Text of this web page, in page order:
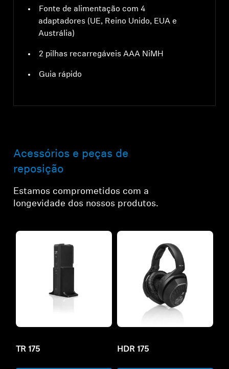
Fonte de alimentação com 4
adaptadores (UE, Reino Unido, EUA e
Austrália)
2 pilhas recarregáveis AAA NiMH
Guia rápido
Acessórios e peças de
reposição
Estamos comprometidos com a
longevidade dos nossos produtos.
TR 175 HDR 175